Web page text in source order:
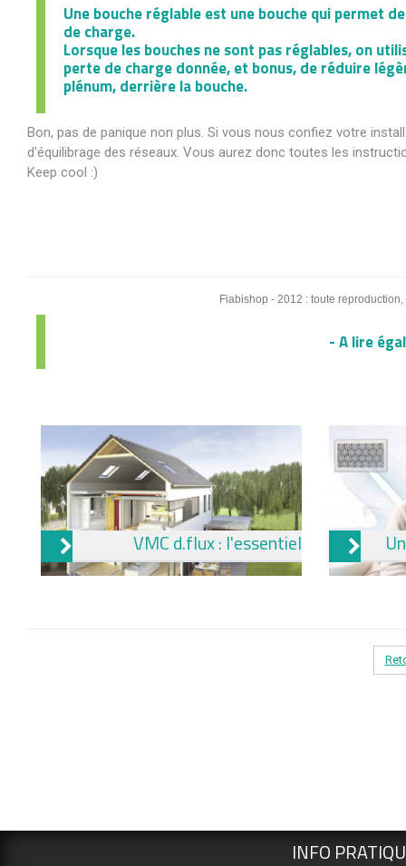
Une bouche réglable est une bouche qui
de charge.
Lorsque les bouches ne sont pas réglables, on
perte de charge donnée, et bonus, de réduire
plénum, derrière la bouche.
Bon, pas de panique non plus. Si vous nous confiez votre
d'équilibrage des réseaux. Vous aurez donc toutes les
Keep cool :)
Fiabishop - 2012 : toute
- A lire
VMC d.flux : l'essentiel
INFO